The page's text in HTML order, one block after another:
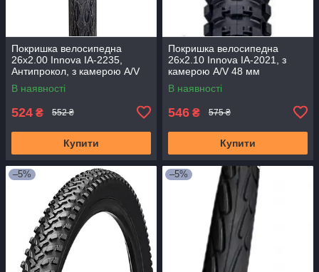
Покришка велосипедна
26x2.00 Innova IA-2235,
Антипрокол, з камерою A/V
В наявності
524 ₴ 552 ₴
Купити
Покришка велосипедна
26x2.10 Innova IA-2021, з
камерою A/V 48 мм
В наявності
546 ₴ 575 ₴
Купити
–5% –5%